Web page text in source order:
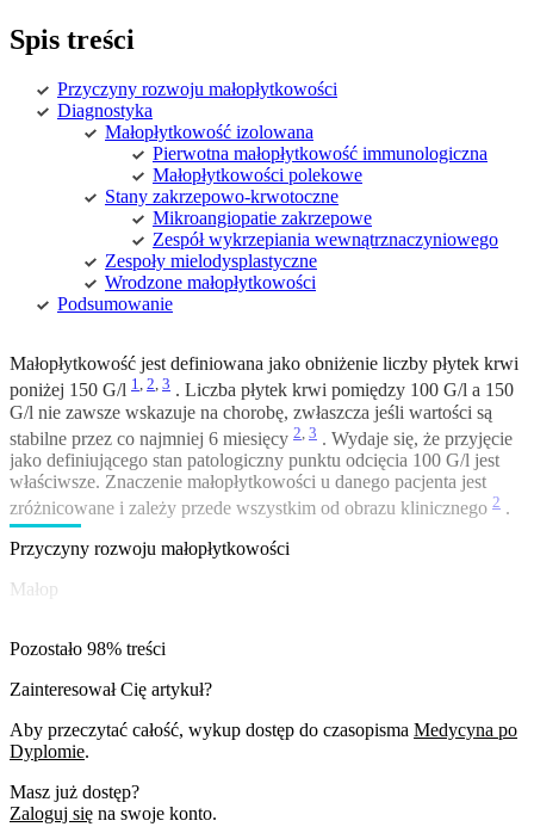
Spis treści
Przyczyny rozwoju małopłytkowości
Diagnostyka
Małopłytkowość izolowana
Pierwotna małopłytkowość immunologiczna
Małopłytkowości polekowe
Stany zakrzepowo-krwotoczne
Mikroangiopatie zakrzepowe
Zespół wykrzepiania wewnątrznaczyniowego
Zespoły mielodysplastyczne
Wrodzone małopłytkowości
Podsumowanie
Małopłytkowość jest definiowana jako obniżenie liczby płytek krwi
poniżej 150 G/l 1, 2, 3 . Liczba płytek krwi pomiędzy 100 G/l a 150
G/l nie zawsze wskazuje na chorobę, zwłaszcza jeśli wartości są
stabilne przez co najmniej 6 miesięcy 2 3 . Wydaje się, że przyjęcie
jako definiującego stan patologiczny punktu odcięcia 100 G/l jest
właściwsze. Znaczenie małopłytkowości u danego pacjenta jest
zróżnicowane i zależy przede wszystkim od obrazu klinicznego 2 .
Przyczyny rozwoju małopłytkowości
Małop
Pozostało 98% treści
Zainteresował Cię artykuł?
Aby przeczytać całość, wykup dostęp do czasopisma Medycyna po
Dyplomie.
Masz już dostęp?
Zaloguj się na swoje konto.